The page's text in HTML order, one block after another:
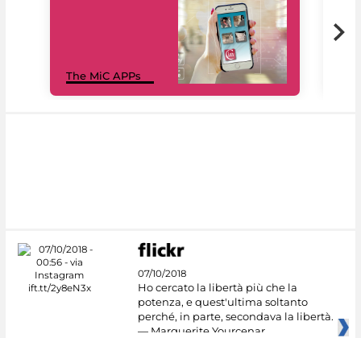
The MiC APPs
07/10/2018
Ho cercato la libertà più che la
potenza, e quest'ultima soltanto
perché, in parte, secondava la libertà.
— Marguerite Yourcenar